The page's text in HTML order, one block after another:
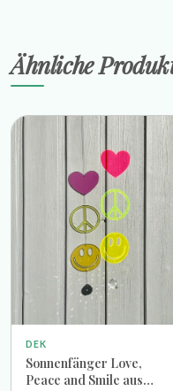
Ähnliche
DEK
Sonnenfänger Love,
Peace and Smile aus